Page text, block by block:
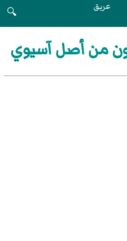
عريق
🔍
من أصل آسيوي